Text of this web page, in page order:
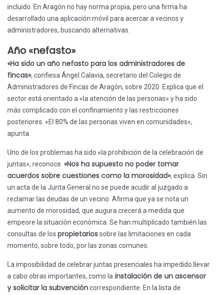
incluido. En Aragón no hay norma propia, pero una firma ha
desarrollado una aplicación móvil para acercar a vecinos y
administradores, buscando alternativas.
Año «nefasto»
«Ha sido un año nefasto para los administradores de
fincas», confiesa Ángel Calavia, secretario del Colegio de
Administradores de Fincas de Aragón, sobre 2020. Explica que el
sector está orientado a «la atención de las personas» y ha sido
más complicado con el confinamiento y las restricciones
posteriores. «El 80% de las personas viven en comunidades»,
apunta.
Uno de los problemas ha sido «la prohibición de la celebración de
juntas», reconoce. «Nos ha supuesto no poder tomar
acuerdos sobre cuestiones como la morosidad», explica. Sin
un acta de la Junta General no se puede acudir al juzgado a
reclamar las deudas de un vecino. Afirma que ya se nota un
aumento de morosidad, que augura crecerá a medida que
empeore la situación económica. Se han multiplicado también las
consultas de los propietariossobre las limitaciones en cada
momento, sobre todo, por las zonas comunes.
La imposibilidad de celebrar juntas presenciales ha impedido llevar
a cabo obras importantes, como la instalación de un ascensor
y solicitar la subvencióncorrespondiente. En la lista de